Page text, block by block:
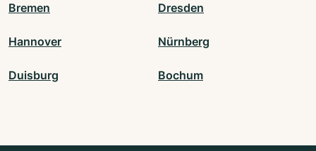
Bremen Dresden
Hannover Nürnberg
Duisburg Bochum